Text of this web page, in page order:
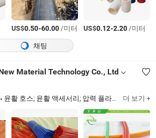
US$0.50-60.00/미터 US$0.12-2.20/미터
채팅
Material Technology Co., Ltd
윤활 호스; 윤활 액세서리; 압력 플라스틱 튜브; 테스트 호스 및 피팅; R7 호스; R8 호스; TPU 호스 더 보기 +